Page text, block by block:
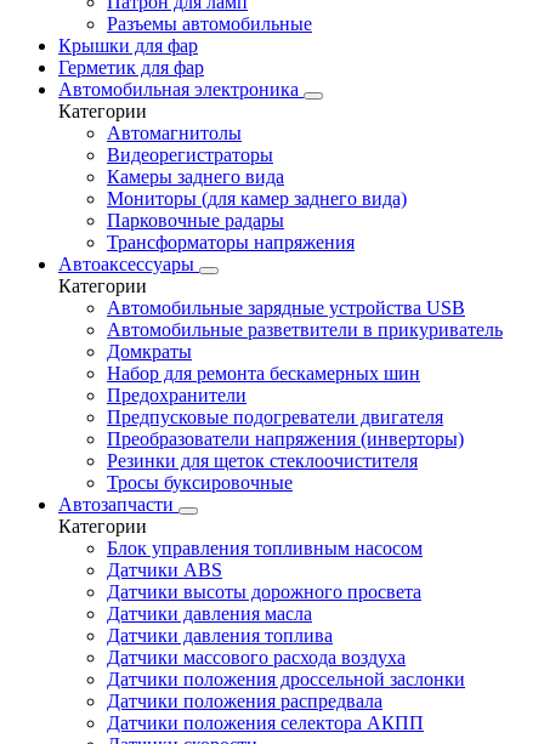
Разъемы автомобильные
Крышки для фар
Герметик для фар
Автомобильная электроника
Категории
Автомагнитолы
Видеорегистраторы
Камеры заднего вида
Мониторы (для камер заднего вида)
Парковочные радары
Трансформаторы напряжения
Автоаксессуары
Категории
Автомобильные зарядные устройства USB
Автомобильные разветвители в прикуриватель
Домкраты
Набор для ремонта бескамерных шин
Предохранители
Предпусковые подогреватели двигателя
Преобразователи напряжения (инверторы)
Резинки для щеток стеклоочистителя
Тросы буксировочные
Автозапчасти
Категории
Блок управления топливным насосом
Датчики ABS
Датчики высоты дорожного просвета
Датчики давления масла
Датчики давления топлива
Датчики массового расхода воздуха
Датчики положения дроссельной заслонки
Датчики положения распредвала
Датчики положения селектора АКПП